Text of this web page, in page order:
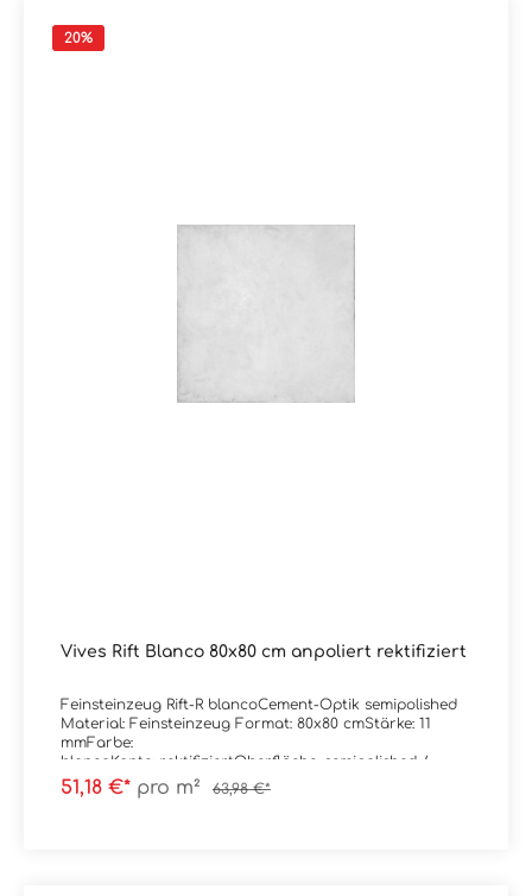
20%
Vives Rift Blanco 80x80 cm anpoliert rektifiziert
Feinsteinzeug Rift-R blancoCement-Optik semipolished
Material: Feinsteinzeug Format: 80x80 cmStärke: 11
mmFarbe:
blancoKante: rektifiziertOberfläche: semipolished /
anpoliert Verpackungsdaten:Paketinhalt: 1,28
m²Paletteninhalt: 46,08 m²
51,18 €* pro m² 63,98 €*